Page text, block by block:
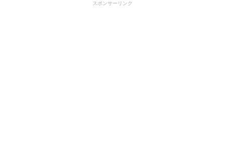
スポンサーリンク